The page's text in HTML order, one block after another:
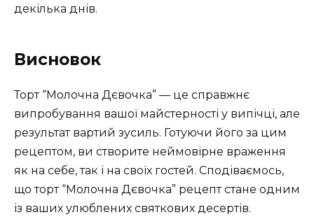
декілька днів.
Висновок
Торт “Молочна Дєвочка” — це справжнє
випробування вашої майстерності у випічці, але
результат вартий зусиль. Готуючи його за цим
рецептом, ви створите неймовірне враження
як на себе, так і на своїх гостей. Сподіваємось,
що торт “Молочна Дєвочка” рецепт стане одним
із ваших улюблених святкових десертів.